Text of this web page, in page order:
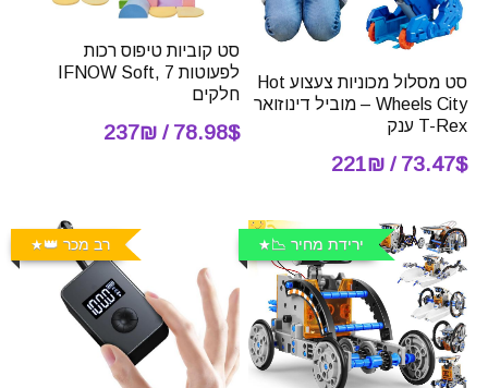
סט מסלול מכוניות צעצוע Hot
Wheels City – מוביל דינוזואר
T-Rex ענק
73.47$ / 221₪
סט קוביות טיפוס רכות
לפעוטות IFNOW Soft, 7
חלקים
78.98$ / 237₪
ירידת מחיר 📉 רב מכר 👑